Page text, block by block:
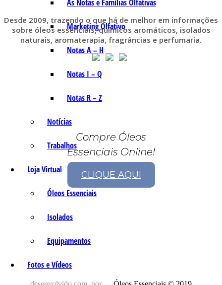
As Notas e Famílias Olfativas
Marketing Olfativo
Notas A – H
Notas I – Q
Notas R – Z
Notícias
Trabalhos
Loja Virtual
Óleos Essenciais
Isolados
Equipamentos
Fotos e Vídeos
Desde 2009, trazendo o que há de melhor em informações
sobre óleos essenciais, químicos aromáticos, isolados
naturais, aromaterapia, fragrâncias e perfumaria.
Compre Óleos
Essenciais Online!
CLIQUE AQUI